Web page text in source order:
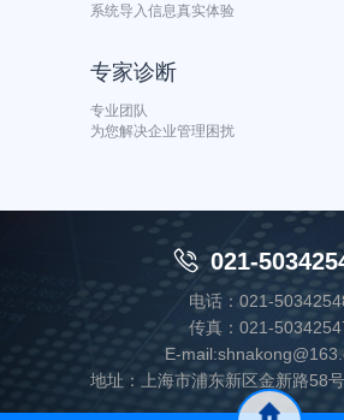
系统导入信息真实体验
专家诊断
专业团队
为您解决企业管理困扰
 021-
电话：021-
传真：021-
E-
地址：上海市浦东新区金新路58